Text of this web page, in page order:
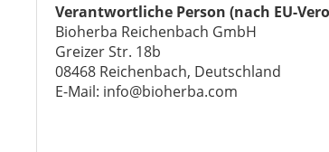
Verantwortliche Person (nach EU-
Bioherba Reichenbach GmbH
Greizer Str. 18b
08468 Reichenbach, Deutschland
E-Mail: info@bioherba.com